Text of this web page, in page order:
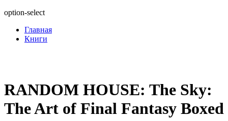
option-select
Главная
Книги
RANDOM HOUSE: The Sky:
The Art of Final Fantasy Boxed